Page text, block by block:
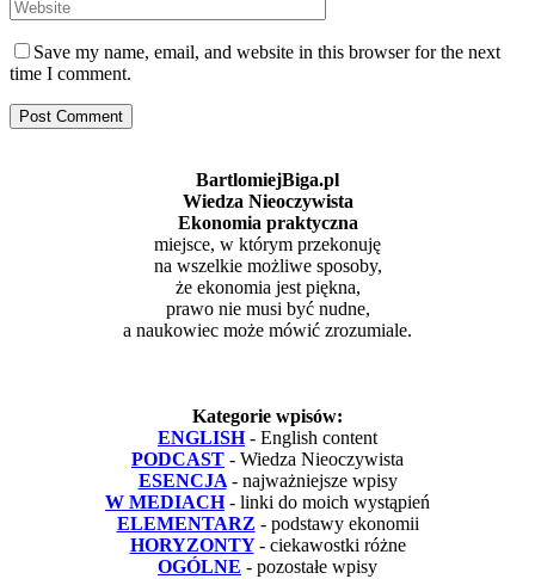
Save my name, email, and website in this browser for the next
time I comment.
BartlomiejBiga.pl
Wiedza Nieoczywista
Ekonomia praktyczna
miejsce, w którym przekonuję
na wszelkie możliwe sposoby,
że ekonomia jest piękna,
prawo nie musi być nudne,
a naukowiec może mówić zrozumiale.
Kategorie wpisów:
ENGLISH - English content
PODCAST - Wiedza Nieoczywista
ESENCJA - najważniejsze wpisy
W MEDIACH - linki do moich wystąpień
ELEMENTARZ - podstawy ekonomii
HORYZONTY - ciekawostki różne
OGÓLNE - pozostałe wpisy